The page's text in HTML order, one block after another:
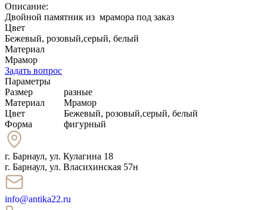
Описание:
Двойной памятник из мрамора под заказ
Цвет
Бежевый, розовый,серый, белый
Материал
Мрамор
Задать вопрос
Параметры
Размер
разные
Материал
Мрамор
Цвет
Бежевый, розовый,серый, белый
Форма
фигурный
г. Барнаул, ул. Кулагина 18
г. Барнаул, ул. Власихинская 57н
info@antika22.ru